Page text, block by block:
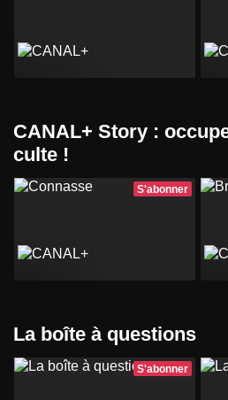
CANAL+ Story : occupe-toi de ton
culte !
S'abonner
La boîte à questions
S'abonner